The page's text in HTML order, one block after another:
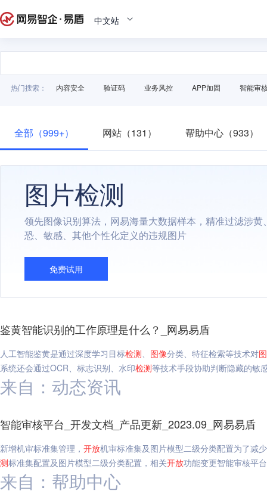
中文站
热门搜索： 内容安全 验证码 业务风控 APP加固 智能审
全部（999+） 网站（131） 帮助中心（933）
图片检测
领先图像识别算法，网易海量大数据样本，精准过滤涉黄
恐、敏感、其他个性化定义的违规图片
免费试用
鉴黄智能识别的工作原理是什么？_网易易盾
人工智能鉴黄是通过深度学习目标检测、 图像分类、特征检索等技术对
系统还会通过OCR、标志识别、水印检测等技术手段协助判断隐藏的敏
来自：动态资讯
智能审核平台_开发文档_产品更新_2023.09_网易易盾
新增机审标准集管理， 开放机审标准集及图片模型二级分类配置为了减
测标准集配置及图片模型二级分类配置，相关开放功能变更智能审核平
来自：帮助中心